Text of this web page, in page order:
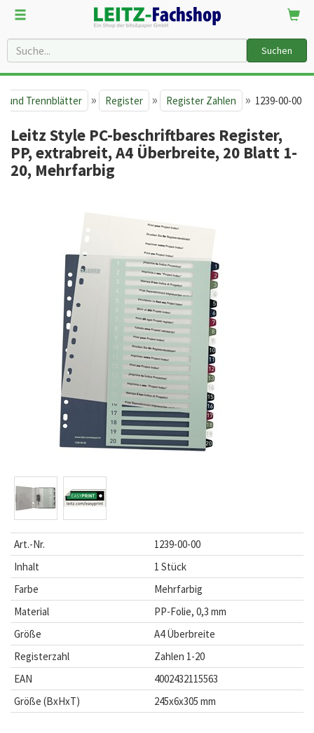
Suchen
und Trennblätter » Register » Register Zahlen » 1239-00-00
Leitz Style PC-beschriftbares Register,
PP, extrabreit, A4 Überbreite, 20 Blatt 1-
20, Mehrfarbig
Art.-Nr.
1239-00-00
Inhalt
1 Stück
Farbe
Mehrfarbig
Material
PP-Folie, 0,3 mm
Größe
A4 Überbreite
Registerzahl
Zahlen 1-20
EAN
4002432115563
Größe (BxHxT)
245x6x305 mm